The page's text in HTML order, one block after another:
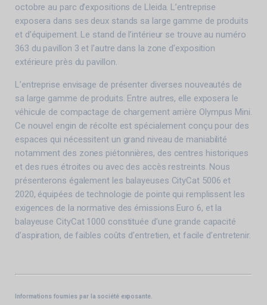
octobre au parc d’expositions de Lleida. L’entreprise
exposera dans ses deux stands sa large gamme de produits
et d’équipement. Le stand de l’intérieur se trouve au numéro
363 du pavillon 3 et l’autre dans la zone d’exposition
extérieure près du pavillon.
L’entreprise envisage de présenter diverses nouveautés de
sa large gamme de produits. Entre autres, elle exposera le
véhicule de compactage de chargement arrière Olympus Mini.
Ce nouvel engin de récolte est spécialement conçu pour des
espaces qui nécessitent un grand niveau de maniabilité
notamment des zones piétonnières, des centres historiques
et des rues étroites ou avec des accès restreints. Nous
présenterons également les balayeuses CityCat 5006 et
2020, équipées de technologie de pointe qui remplissent les
exigences de la normative des émissions Euro 6, et la
balayeuse CityCat 1000 constituée d’une grande capacité
d’aspiration, de faibles coûts d’entretien, et facile d’entretenir.
Informations fournies par la société exposante.